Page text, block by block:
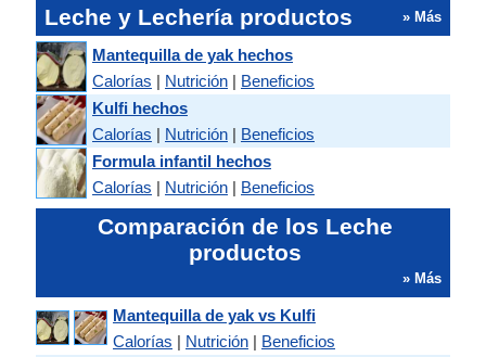
Leche y Lechería productos » Más
Mantequilla de yak hechos
Calorías | Nutrición | Beneficios
Kulfi hechos
Calorías | Nutrición | Beneficios
Formula infantil hechos
Calorías | Nutrición | Beneficios
Comparación de los Leche
productos
» Más
Mantequilla de yak vs Kulfi
Calorías | Nutrición | Beneficios